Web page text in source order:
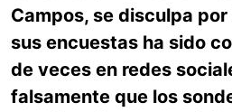
Campos, se disculpa
sus encuestas ha sido
de veces en redes
falsamente que los